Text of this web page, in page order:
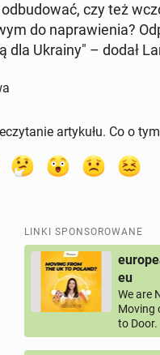
czy też
do na­pra­wie­nia?
dla Ukrainy" – dodał
artykułu. Co o
LINKI SPONSOROWANE
eu
We are
Moving
to Door.